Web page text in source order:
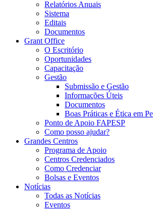
Relatórios Anuais
Sistema
Editais
Documentos
Grant Office
O Escritório
Oportunidades
Capacitação
Gestão
Submissão e Gestão
Informações Úteis
Documentos
Boas Práticas e Ética em
Ponto de Apoio FAPESP
Como posso ajudar?
Grandes Centros
Programa de Apoio
Centros Credenciados
Como Credenciar
Bolsas e Eventos
Notícias
Todas as Notícias
Eventos